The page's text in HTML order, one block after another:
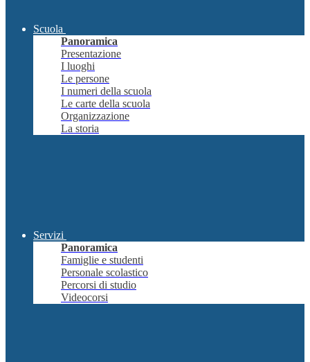
Scuola
Panoramica
Presentazione
I luoghi
Le persone
I numeri della scuola
Le carte della scuola
Organizzazione
La storia
Servizi
Panoramica
Famiglie e studenti
Personale scolastico
Percorsi di studio
Videocorsi